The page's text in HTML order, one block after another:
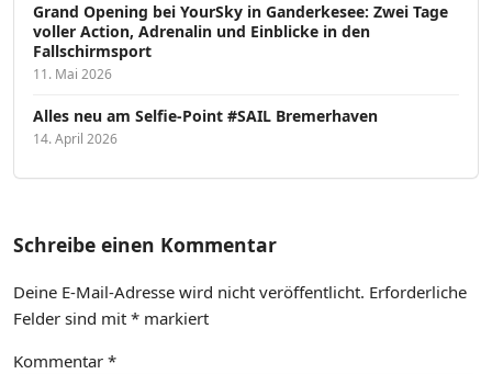
Grand Opening bei YourSky in Ganderkesee: Zwei Tage
voller Action, Adrenalin und Einblicke in den
Fallschirmsport
11. Mai 2026
Alles neu am Selfie-Point #SAIL Bremerhaven
14. April 2026
Schreibe einen Kommentar
Deine E-Mail-Adresse wird nicht veröffentlicht. Erforderliche
Felder sind mit * markiert
Kommentar *